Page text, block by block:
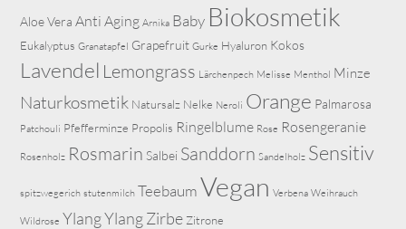
Aloe Vera Anti Aging Arnika Baby Biokosmetik
Eukalyptus Granatapfel Grapefruit Gurke Hyaluron Kokos
Lavendel Lemongrass Lärchenpech Melisse Menthol Minze
Naturkosmetik Natursalz Nelke Neroli Orange Palmarosa
Patchouli Pfefferminze Propolis Ringelblume Rose Rosengeranie
Rosenholz Rosmarin Salbei Sanddorn Sandelholz Sensitiv
spitzwegerich stutenmilch TeebaumVegan Verbena Weihrauch
Wildrose Ylang YlangZirbe Zitrone